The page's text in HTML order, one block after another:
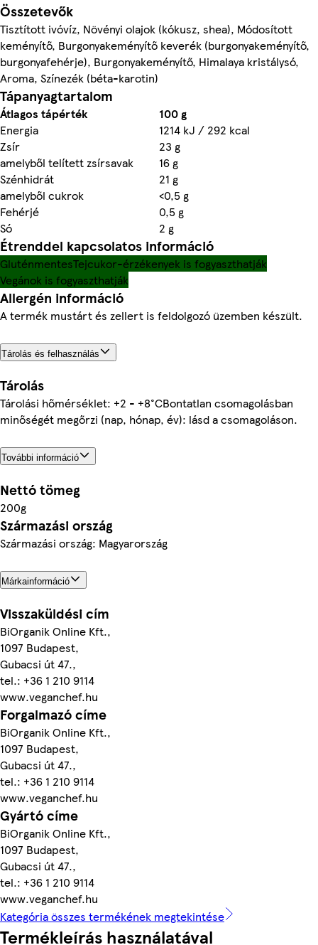
Összetevők
Tisztított ivóvíz, Növényi olajok (kókusz, shea), Módosított
keményítő, Burgonyakeményítő keverék (burgonyakeményítő,
burgonyafehérje), Burgonyakeményítő, Himalaya kristálysó,
Aroma, Színezék (béta-karotin)
Tápanyagtartalom
Átlagos tápérték
100 g
Energia
1214 kJ / 292 kcal
Zsír
23 g
amelyből telített zsírsavak
16 g
Szénhidrát
21 g
amelyből cukrok
<0,5 g
Fehérjé
0,5 g
Só
2 g
Étrenddel kapcsolatos információ
GluténmentesTejcukor-érzékenyek is fogyaszthatják
Vegánok is fogyaszthatják
Allergén információ
A termék mustárt és zellert is feldolgozó üzemben készült.
Tárolás és felhasználás
Tárolás
Tárolási hőmérséklet: +2 - +8°CBontatlan csomagolásban
minőségét megőrzi (nap, hónap, év): lásd a csomagoláson.
További információ
Nettó tömeg
200g
Származási ország
Származási ország: Magyarország
Márkainformáció
Visszaküldési cím
BiOrganik Online Kft.,
1097 Budapest,
Gubacsi út 47.,
tel.: +36 1 210 9114
www.veganchef.hu
Forgalmazó címe
BiOrganik Online Kft.,
1097 Budapest,
Gubacsi út 47.,
tel.: +36 1 210 9114
www.veganchef.hu
Gyártó címe
BiOrganik Online Kft.,
1097 Budapest,
Gubacsi út 47.,
tel.: +36 1 210 9114
www.veganchef.hu
Kategória összes termékének megtekintése
Termékleírás használatával